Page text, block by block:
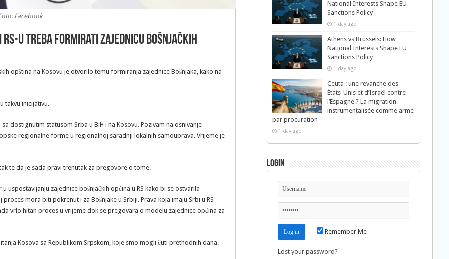
Facebook
RS-u treba formirati zajednicu bošnjačkih
opština na Kosovu je otvorilo temu formiranja zajednice Bošnjaka, kako na
takvu inicijativu.
dostignutim statusom Srba u BiH i na Kosovu. Pozivam na osnivanje
regionalne forme u regionalnoj saradnji lokalnih samouprava. Vrijeme je
te da je sada pravi trenutak za pregovore o tome.
uspostavljanju zajednice bošnjačkih općina u RS kako bi se ostvarila
mora biti pokrenut i za Bošnjake u Srbiji. Prava koja imaju Srbi u RS
vrlo hitan proces u vrijeme dok se pregovara o modelu zajednice općina za
Kosova sa Republikom Srpskom, koje smo mogli čuti prethodnih dana.
National Interests Shape EU
Sanctions Policy
1 day ago
Athens vs Brussels: How
National Interests Shape EU
Sanctions Policy
1 day ago
Ceuta : une revanche des
États-Unis et d’Israël contre
l’Espagne ? La migration
instrumentalisée comme arme
par procuration
1 day ago
Login
Remember Me
Lost your password?